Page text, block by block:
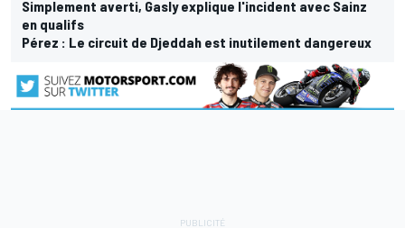
Simplement averti, Gasly explique l'incident avec Sainz
en qualifs
Pérez : Le circuit de Djeddah est inutilement dangereux